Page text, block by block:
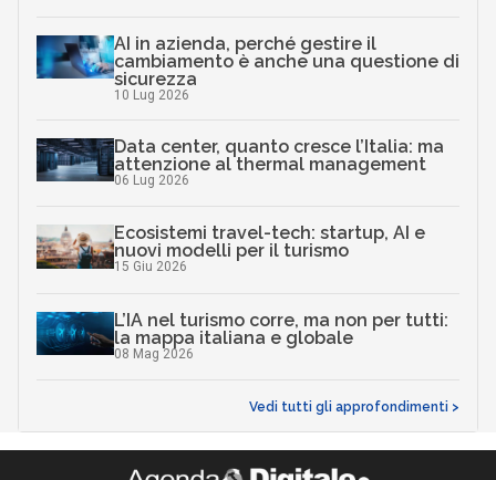
AI in azienda, perché gestire il
cambiamento è anche una questione di
sicurezza
10 Lug 2026
Data center, quanto cresce l’Italia: ma
attenzione al thermal management
06 Lug 2026
Ecosistemi travel-tech: startup, AI e
nuovi modelli per il turismo
15 Giu 2026
L’IA nel turismo corre, ma non per tutti:
la mappa italiana e globale
08 Mag 2026
Vedi tutti gli approfondimenti >